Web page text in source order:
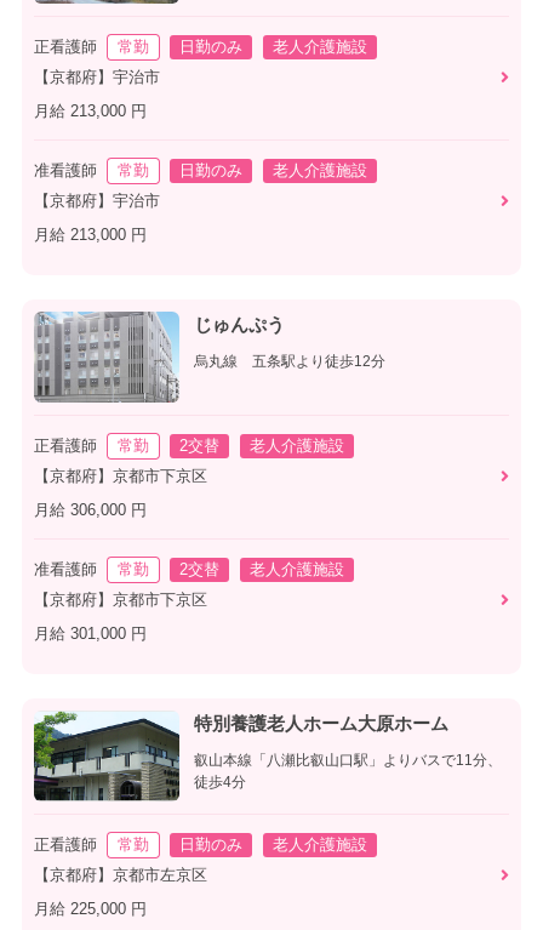
正看護師 常勤 日勤のみ
老人介護施設
【京都府】宇治市
月給 213,000 円
准看護師 常勤 日勤のみ
老人介護施設
【京都府】宇治市
月給 213,000 円
じゅんぷう
烏丸線 五条駅より徒歩12分
正看護師 常勤 2交替
老人介護施設
【京都府】京都市下京区
月給 306,000 円
准看護師 常勤 2交替
老人介護施設
【京都府】京都市下京区
月給 301,000 円
特別養護老人ホーム大原ホーム
叡山本線「八瀬比叡山口駅」よりバスで11分、
徒歩4分
正看護師 常勤 日勤のみ
老人介護施設
【京都府】京都市左京区
月給 225,000 円